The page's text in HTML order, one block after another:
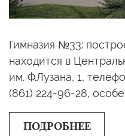
Гимназия №33:
находится в
им. Ф.Лузана, 1,
(861) 224-96-28,
ПОДРОБНЕЕ